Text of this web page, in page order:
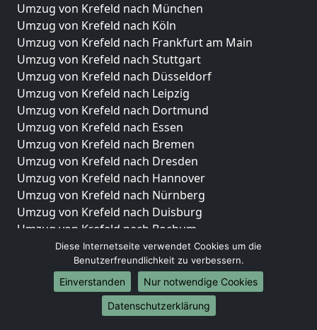
Umzug von Krefeld nach München
Umzug von Krefeld nach Köln
Umzug von Krefeld nach Frankfurt am Main
Umzug von Krefeld nach Stuttgart
Umzug von Krefeld nach Düsseldorf
Umzug von Krefeld nach Leipzig
Umzug von Krefeld nach Dortmund
Umzug von Krefeld nach Essen
Umzug von Krefeld nach Bremen
Umzug von Krefeld nach Dresden
Umzug von Krefeld nach Hannover
Umzug von Krefeld nach Nürnberg
Umzug von Krefeld nach Duisburg
Umzug von Krefeld nach Bochum
Umzug von Krefeld nach Wuppertal
Umzug von Krefeld nach Bielefeld
Umzug von Krefeld nach Bonn
Umzug von Krefeld nach Münster
Diese Internetseite verwendet Cookies um die
Benutzerfreundlichkeit zu verbessern.
Einverstanden
Nur notwendige Cookies
Datenschutzerklärung